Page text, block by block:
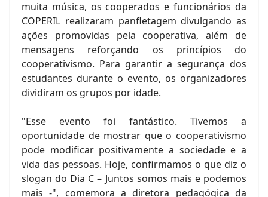
muita música, os cooperados e funcionários da
COPERIL realizaram panfletagem divulgando as
ações promovidas pela cooperativa, além de
mensagens reforçando os princípios do
cooperativismo. Para garantir a segurança dos
estudantes durante o evento, os organizadores
dividiram os grupos por idade.
"Esse evento foi fantástico. Tivemos a
oportunidade de mostrar que o cooperativismo
pode modificar positivamente a sociedade e a
vida das pessoas. Hoje, confirmamos o que diz o
slogan do Dia C – Juntos somos mais e podemos
mais -", comemora a diretora pedagógica da